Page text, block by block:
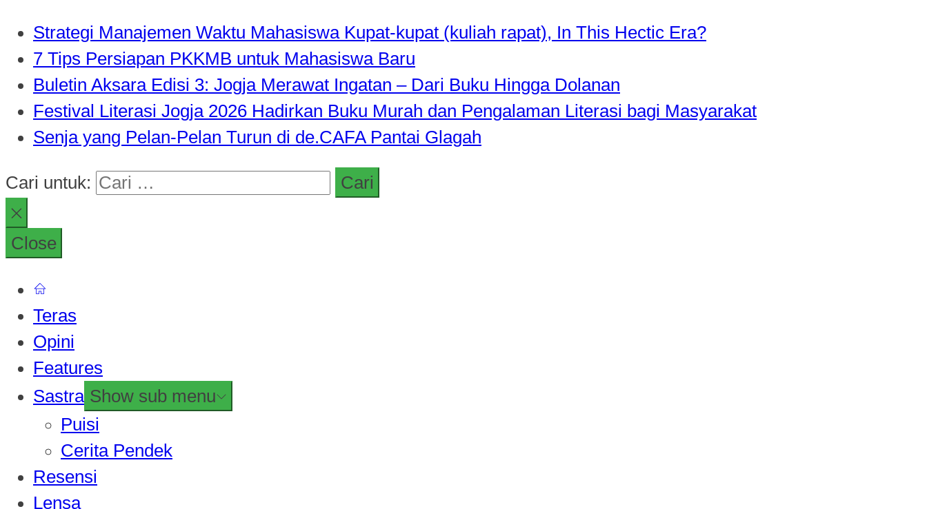
Strategi Manajemen Waktu Mahasiswa Kupat-kupat (kuliah rapat), In This Hectic Era?
7 Tips Persiapan PKKMB untuk Mahasiswa Baru
Buletin Aksara Edisi 3: Jogja Merawat Ingatan – Dari Buku Hingga Dolanan
Festival Literasi Jogja 2026 Hadirkan Buku Murah dan Pengalaman Literasi bagi Masyarakat
Senja yang Pelan-Pelan Turun di de.CAFA Pantai Glagah
Cari untuk:
Close
Teras
Opini
Features
Sastra Show sub menu
Puisi
Cerita Pendek
Resensi
Lensa